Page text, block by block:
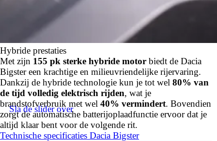
Hybride prestaties
Met zijn 155 pk sterke hybride motor biedt de Dacia
Bigster een krachtige en milieuvriendelijke rijervaring.
Dankzij de hybride technologie kun je tot wel 80% van
de tijd volledig elektrisch rijden, wat je
brandstofverbruik met wel 40% vermindert. Bovendien
zorgt de automatische batterijoplaadfunctie ervoor dat je
altijd klaar bent voor de volgende rit.
Technische specificaties Dacia Bigster
Sla de slider over